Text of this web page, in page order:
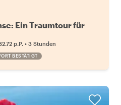
Ein Traumtour für
p.P. • 3 Stunden
BESTÄTIGT